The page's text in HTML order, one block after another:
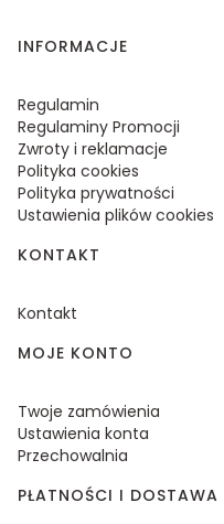
Linki w stopce
INFORMACJE
Regulamin
Regulaminy Promocji
Zwroty i reklamacje
Polityka cookies
Polityka prywatności
Ustawienia plików cookies
KONTAKT
Kontakt
MOJE KONTO
Twoje zamówienia
Ustawienia konta
Przechowalnia
PŁATNOŚCI I DOSTAWA